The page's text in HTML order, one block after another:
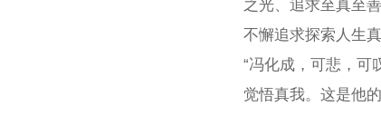
之光、追求至真至
不懈追求探索人生
“冯化成，可悲，可
觉悟真我。这是他